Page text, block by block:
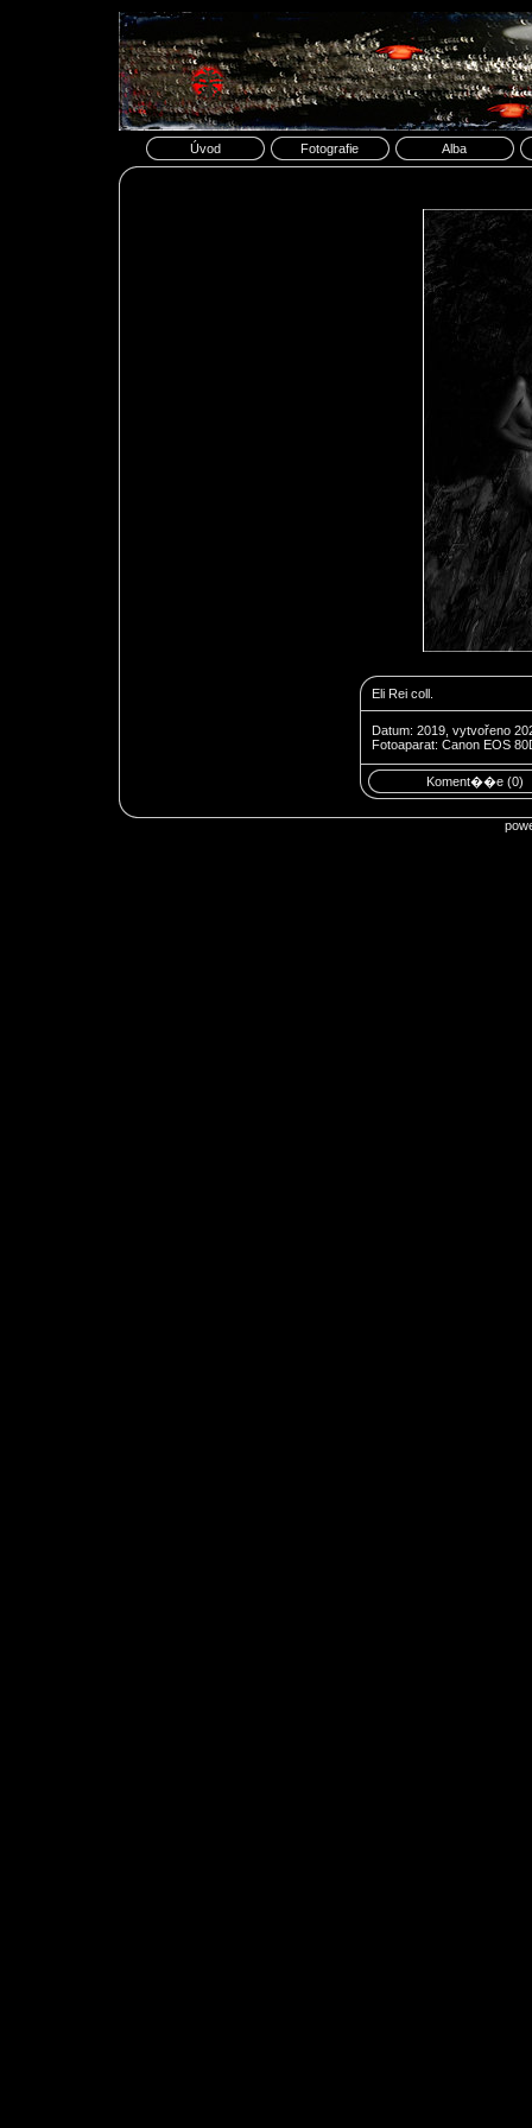
Úvod Fotografie Alba
Eli Rei coll.
Datum: 2019, vytvořeno
Fotoaparat: Canon EOS
Koment��e (0)